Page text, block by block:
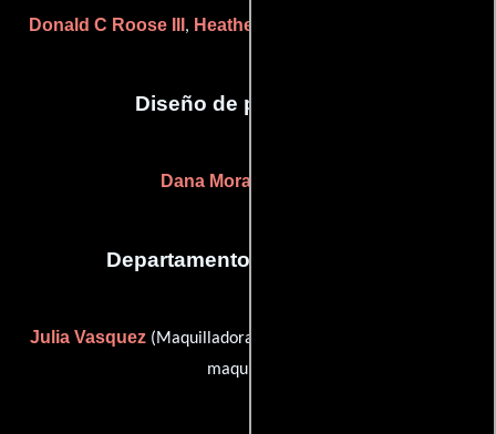
Donald C Roose III , Heather Caliguire
Diseño de producción
Dana Moran Williams
Departamento de maquillaje
Julia Vasquez(Maquilladora) y
maquillaje)